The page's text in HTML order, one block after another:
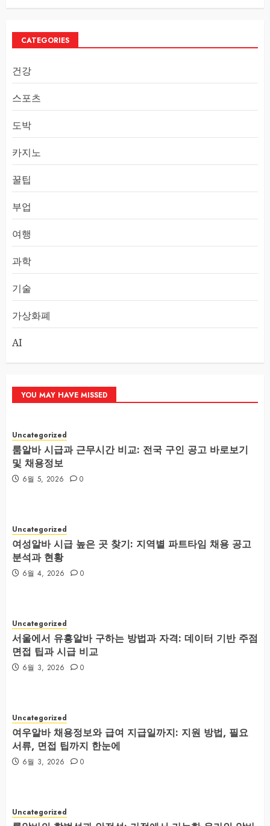
CATEGORIES
건강
스포츠
도박
카지노
꿀팁
부업
여행
과학
기술
가상화폐
AI
YOU MAY HAVE MISSED
Uncategorized
룸알바 시급과 근무시간 비교: 전국 구인 공고 바로보기
및 채용정보
6월 5, 2026 0
Uncategorized
여성알바 시급 높은 곳 찾기: 지역별 파트타임 채용 공고
분석과 현황
6월 4, 2026 0
Uncategorized
서울에서 유흥알바 구하는 방법과 자격: 데이터 기반 주점
면접 팁과 시급 비교
6월 3, 2026 0
Uncategorized
여우알바 채용정보와 급여 지급일까지: 지원 방법, 필요
서류, 면접 팁까지 한눈에
6월 3, 2026 0
Uncategorized